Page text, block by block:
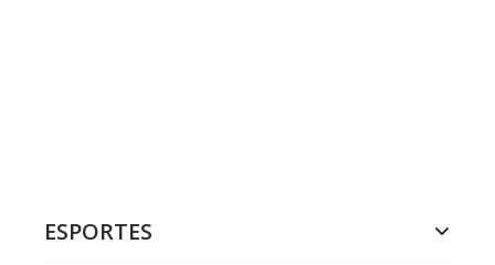
ESPORTES